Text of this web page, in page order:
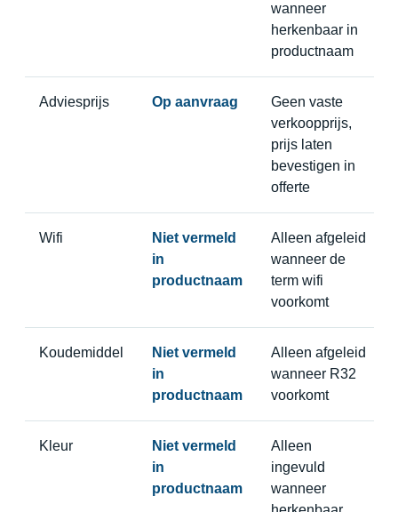
wanneer
herkenbaar in
productnaam
Adviesprijs Op aanvraag
Geen vaste
verkoopprijs,
prijs laten
bevestigen in
offerte
Wifi
Niet vermeld
in
productnaam
Alleen afgeleid
wanneer de
term wifi
voorkomt
Koudemiddel
Niet vermeld
in
productnaam
Alleen afgeleid
wanneer R32
voorkomt
Kleur
Niet vermeld
in
productnaam
Alleen
ingevuld
wanneer